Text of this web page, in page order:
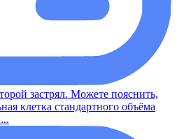
застрял. Можете пояснить,
клетка стандартного объёма